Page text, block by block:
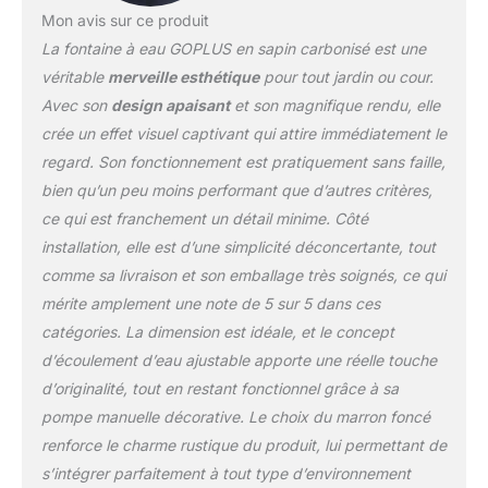
valeur la beauté naturelle du
bois. La doublure en
plastique et les cerceaux de
baril en fer autour du seau
peuvent empêcher le bois
d'absorber l'humidité et les
fuites d'eau. Belle décoration:
La couleur marron foncé et
une pompe à main décorative
rendent notre fontaine à eau
classique et élégante. À
l'extérieur, notre fontaine
décoratif. Vous pouvez le
placer dans le jardin, la cour,
etc pour augmenter
l'atmosphère naturelle.
Ayant une structure
relativement simple et doté
Mon avis sur ce produit
La fontaine à eau GOPLUS en sapin carbonisé est une
véritable merveille esthétiquepour tout jardin ou cour.
Avec son design apaisantet son magnifique rendu, elle
crée un effet visuel captivant qui attire immédiatement le
regard. Son fonctionnement est pratiquement sans faille,
bien qu’un peu moins performant que d’autres critères,
ce qui est franchement un détail minime. Côté
installation, elle est d’une simplicité déconcertante, tout
comme sa livraison et son emballage très soignés, ce qui
mérite amplement une note de 5 sur 5 dans ces
catégories. La dimension est idéale, et le concept
d’écoulement d’eau ajustable apporte une réelle touche
d’originalité, tout en restant fonctionnel grâce à sa
pompe manuelle décorative. Le choix du marron foncé
renforce le charme rustique du produit, lui permettant de
s’intégrer parfaitement à tout type d’environnement